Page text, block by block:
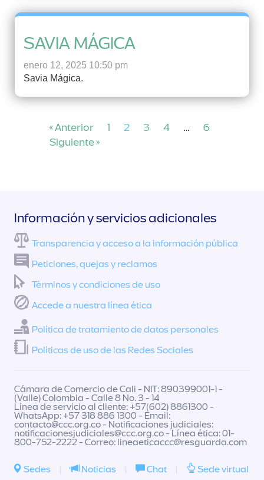
SAVIA MÁGICA
enero 12, 2025 10:50 pm
Savia Mágica.
« Anterior 1 2 3 4 …
6
Siguiente »
Información y servicios adicionales
Transparencia y acceso a la información pública
Peticiones, quejas y reclamos
Términos y condiciones de uso
Accede a nuestra línea ética
Política de tratamiento de datos personales
Políticas de uso de las Redes Sociales
Cámara de Comercio de Cali - NIT: 890399001-1 -
(Valle) Colombia - Calle 8 No. 3 - 14
Línea de servicio al cliente: +57(602) 8861300 -
WhatsApp: +57 318 886 1300 - Email:
contacto@ccc.org.co- Notificaciones judiciales:
notificacionesjudiciales@ccc.org.co- Línea ética: 01-
800-752-2222 - Correo: lineaeticaccc@resguarda.com
Sedes | Noticias | Chat | Sede virtual